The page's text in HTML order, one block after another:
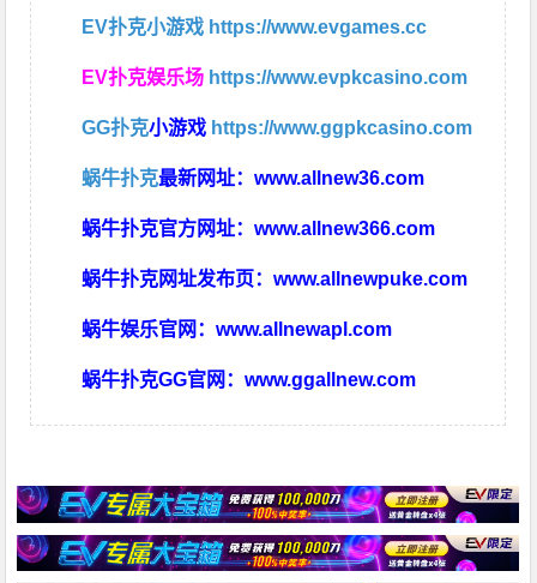
EV扑克小游戏 https://www.evgames.cc
EV扑克娱乐场 https://www.evpkcasino.com
GG扑克小游戏 https://www.ggpkcasino.com
蜗牛扑克最新网址：www.allnew36.com
蜗牛扑克官方网址：www.allnew366.com
蜗牛扑克网址发布页：www.allnewpuke.com
蜗牛娱乐官网：www.allnewapl.com
蜗牛扑克GG官网：www.ggallnew.com